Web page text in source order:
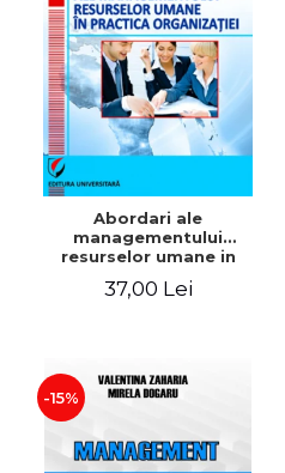
Abordari ale
managementului
resurselor umane in
37,00 Lei
-15%